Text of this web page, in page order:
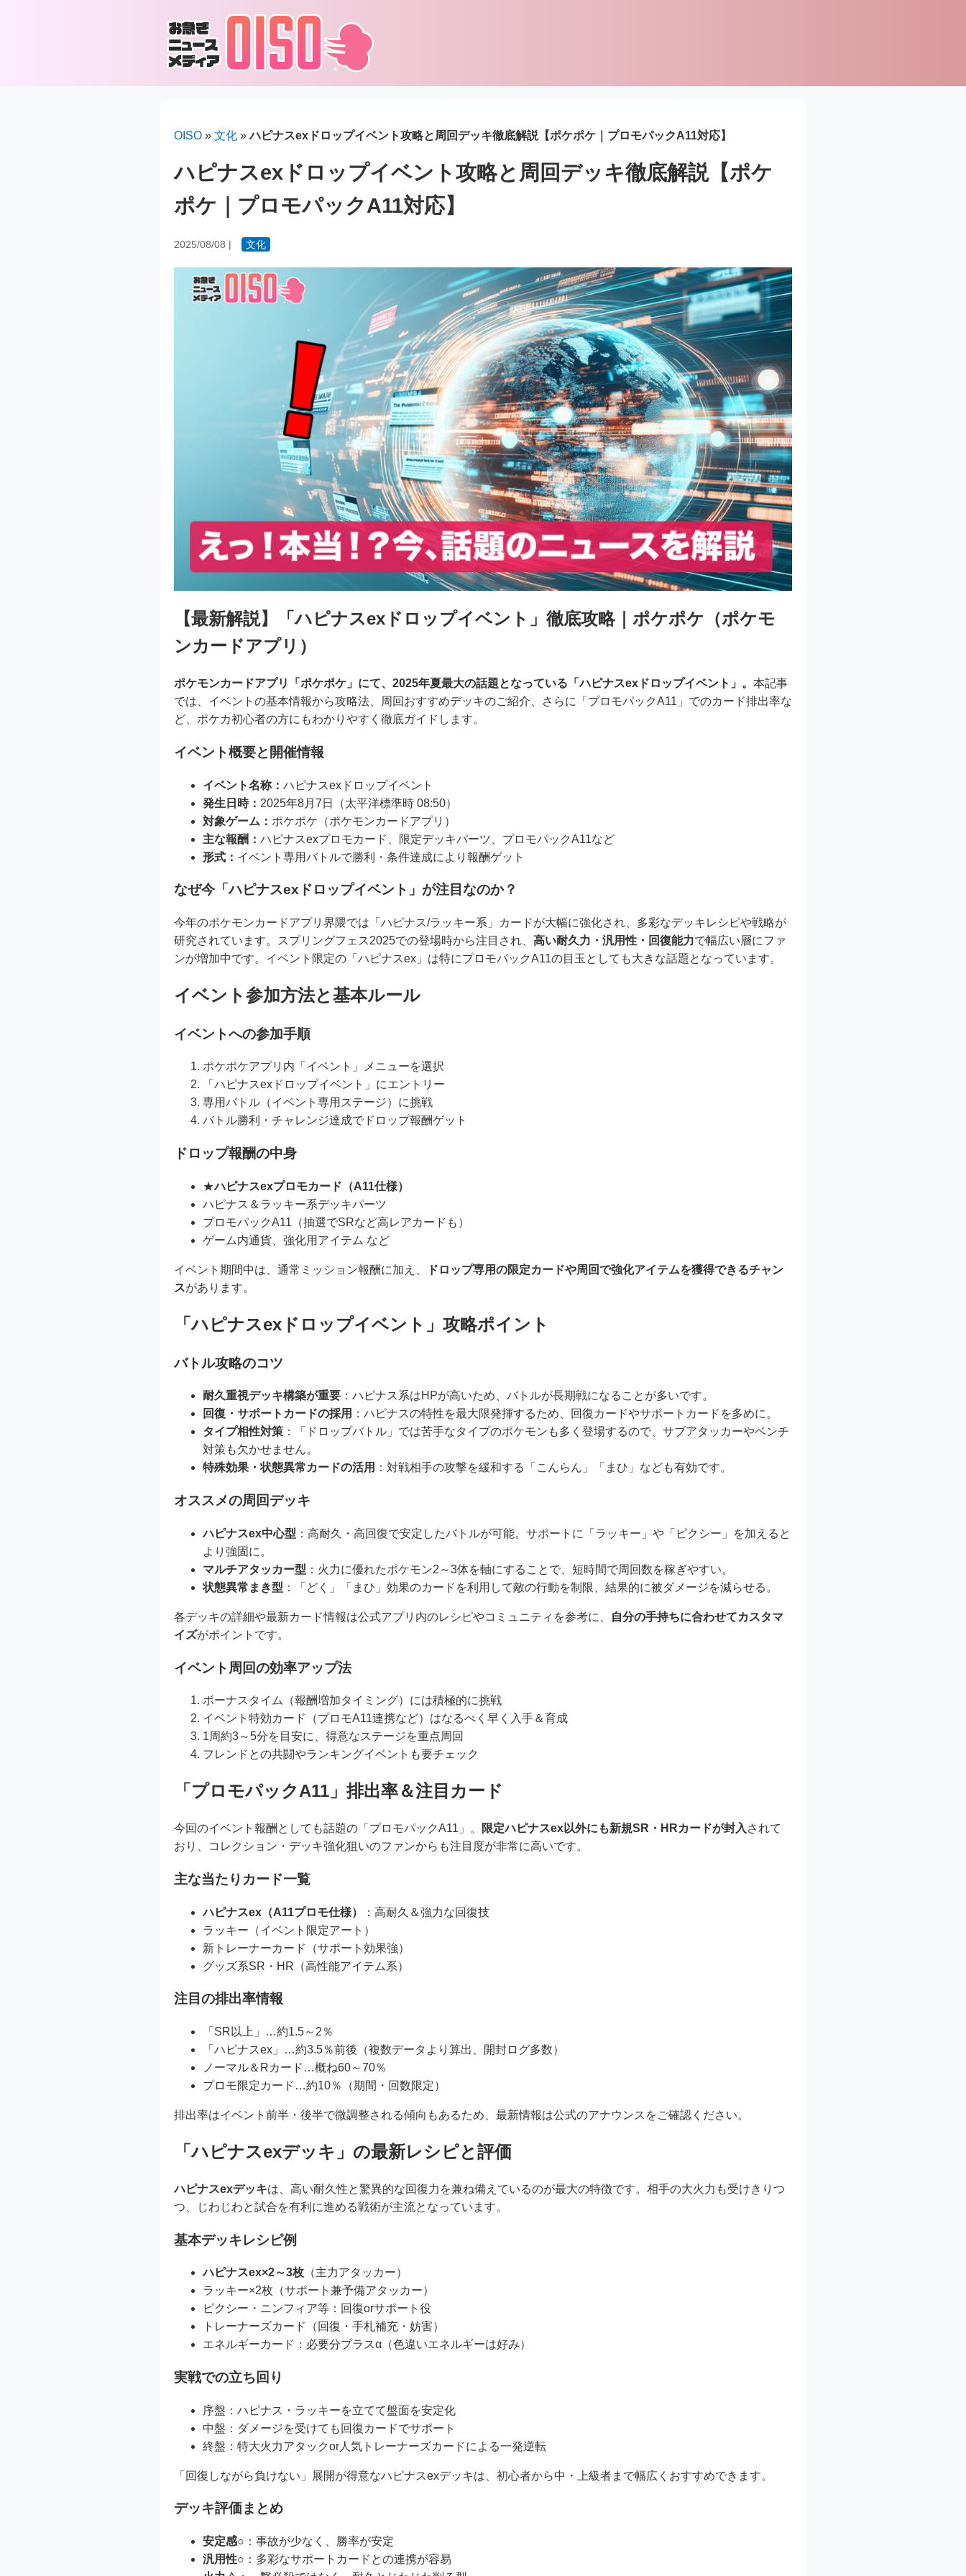
OISO » 文化 »ハピナスexドロップイベント攻略と周回デッキ徹底解説【ポケポケ｜プロモパックA11対応】
ハピナスexドロップイベント攻略と周回デッキ徹底解説【ポケ
ポケ｜プロモパックA11対応】
2025/08/08 | 文化
【最新解説】「ハピナスexドロップイベント」徹底攻略｜ポケポケ（ポケモ
ンカードアプリ）
ポケモンカードアプリ「ポケポケ」にて、2025年夏最大の話題となっている「ハピナスexドロップイベント」。 本記事
では、イベントの基本情報から攻略法、周回おすすめデッキのご紹介、さらに「プロモパックA11」でのカード排出率な
ど、ポケカ初心者の方にもわかりやすく徹底ガイドします。
イベント概要と開催情報
イベント名称： ハピナスexドロップイベント
発生日時： 2025年8月7日（太平洋標準時 08:50）
対象ゲーム： ポケポケ（ポケモンカードアプリ）
主な報酬： ハピナスexプロモカード、限定デッキパーツ、プロモパックA11など
形式： イベント専用バトルで勝利・条件達成により報酬ゲット
なぜ今「ハピナスexドロップイベント」が注目なのか？
今年のポケモンカードアプリ界隈では「ハピナス/ラッキー系」カードが大幅に強化され、多彩なデッキレシピや戦略が
研究されています。スプリングフェス2025での登場時から注目され、 高い耐久力・汎用性・回復能力で幅広い層にファ
ンが増加中です。イベント限定の「ハピナスex」は特にプロモパックA11の目玉としても大きな話題となっています。
イベント参加方法と基本ルール
イベントへの参加手順
ポケポケアプリ内「イベント」メニューを選択
「ハピナスexドロップイベント」にエントリー
専用バトル（イベント専用ステージ）に挑戦
バトル勝利・チャレンジ達成でドロップ報酬ゲット
ドロップ報酬の中身
★ハピナスexプロモカード（A11仕様）
ハピナス＆ラッキー系デッキパーツ
プロモパックA11（抽選でSRなど高レアカードも）
ゲーム内通貨、強化用アイテム など
イベント期間中は、通常ミッション報酬に加え、
ドロップ専用の限定カードや周回で強化アイテムを獲得できるチャン
スがあります。
「ハピナスexドロップイベント」攻略ポイント
バトル攻略のコツ
耐久重視デッキ構築が重要 ：ハピナス系はHPが高いため、バトルが長期戦になることが多いです。
回復・サポートカードの採用 ：ハピナスの特性を最大限発揮するため、回復カードやサポートカードを多めに。
タイプ相性対策 ：「ドロップバトル」では苦手なタイプのポケモンも多く登場するので、サブアタッカーやベンチ
対策も欠かせません。
特殊効果・状態異常カードの活用 ：対戦相手の攻撃を緩和する「こんらん」「まひ」なども有効です。
オススメの周回デッキ
ハピナスex中心型 ：高耐久・高回復で安定したバトルが可能。サポートに「ラッキー」や「ピクシー」を加えると
より強固に。
マルチアタッカー型 ：火力に優れたポケモン2～3体を軸にすることで、短時間で周回数を稼ぎやすい。
状態異常まき型 ：「どく」「まひ」効果のカードを利用して敵の行動を制限、結果的に被ダメージを減らせる。
各デッキの詳細や最新カード情報は公式アプリ内のレシピやコミュニティを参考に、
自分の手持ちに合わせてカスタマ
イズがポイントです。
イベント周回の効率アップ法
ボーナスタイム（報酬増加タイミング）には積極的に挑戦
イベント特効カード（プロモA11連携など）はなるべく早く入手＆育成
1周約3～5分を目安に、得意なステージを重点周回
フレンドとの共闘やランキングイベントも要チェック
「プロモパックA11」排出率＆注目カード
今回のイベント報酬としても話題の「プロモパックA11」。 限定ハピナスex以外にも新規SR・HRカードが封入 されて
おり、コレクション・デッキ強化狙いのファンからも注目度が非常に高いです。
主な当たりカード一覧
ハピナスex（A11プロモ仕様）
：高耐久＆強力な回復技
ラッキー（イベント限定アート）
新トレーナーカード（サポート効果強）
グッズ系SR・HR（高性能アイテム系）
注目の排出率情報
「SR以上」…約1.5～2％
「ハピナスex」…約3.5％前後（複数データより算出、開封ログ多数）
ノーマル＆Rカード…概ね60～70％
プロモ限定カード…約10％（期間・回数限定）
排出率はイベント前半・後半で微調整される傾向もあるため、最新情報は公式のアナウンスをご確認ください。
「ハピナスexデッキ」の最新レシピと評価
ハピナスexデッキは、高い耐久性と驚異的な回復力を兼ね備えているのが最大の特徴です。相手の大火力も受けきりつ
つ、じわじわと試合を有利に進める戦術が主流となっています。
基本デッキレシピ例
ハピナスex×2～3枚 （主力アタッカー）
ラッキー×2枚（サポート兼予備アタッカー）
ピクシー・ニンフィア等：回復orサポート役
トレーナーズカード（回復・手札補充・妨害）
エネルギーカード：必要分プラスα（色違いエネルギーは好み）
実戦での立ち回り
序盤：ハピナス・ラッキーを立てて盤面を安定化
中盤：ダメージを受けても回復カードでサポート
終盤：特大火力アタックor人気トレーナーズカードによる一発逆転
「回復しながら負けない」展開が得意なハピナスexデッキは、初心者から中・上級者まで幅広くおすすめできます。
デッキ評価まとめ
安定感○ ：事故が少なく、勝率が安定
汎用性○ ：多彩なサポートカードとの連携が容易